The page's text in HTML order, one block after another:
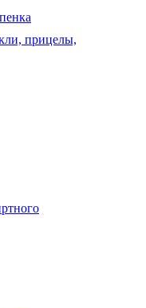
прицелы,